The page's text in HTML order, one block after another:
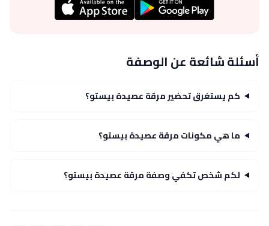
أسئلة شائعة عن الوصفة
كم يستغرق تحضير مرقة عصيدة بيستو؟
ما هي مكونات مرقة عصيدة بيستو؟
لكم شخص تكفي وصفة مرقة عصيدة بيستو؟